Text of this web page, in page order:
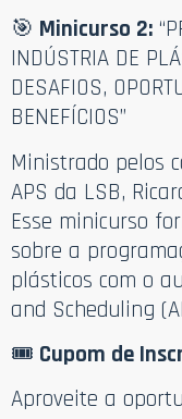
🎯 Minicurso 2:
INDÚSTRIA DE
DESAFIOS,
BENEFÍCIOS”
Ministrado pelos
APS da LSB,
Esse minicurso
sobre a
plásticos com o
and Scheduling
🎟️ Cupom de
Aproveite a